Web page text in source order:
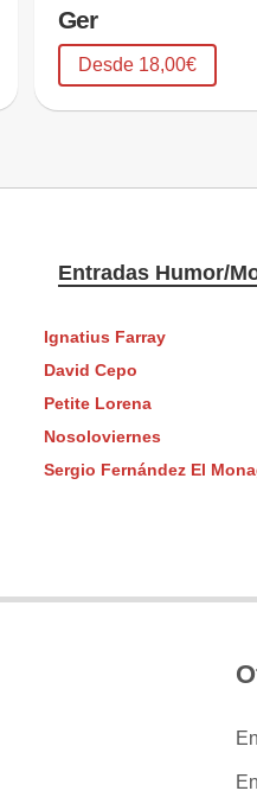
Ger
Desde 18,00€
Entradas Humor/
Ignatius Farray
David Cepo
Petite Lorena
Nosoloviernes
Sergio Fernández El